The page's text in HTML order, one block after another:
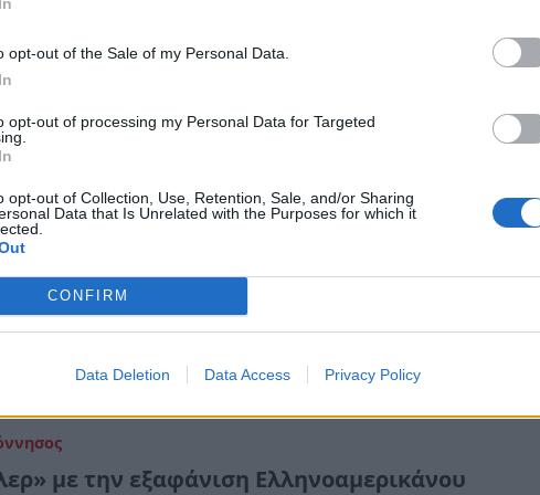
opt-out of the Sale of my Personal Data.
opt-out of processing my Personal Data for Targeted
opt-out of Collection, Use, Retention, Sale, and/or Sharing
Data that Is Unrelated with the Purposes for which it
CONFIRM
Data Deletion Data Access Privacy Policy
και στοιχεία παρουσιάστηκαν στην εκπομπή «Φως στο
για την εξαφάνιση του Κώστα Γρεβενίτη, που αγνοείται από
του 2023 στον Βλαχιώτη Λακωνίας
Το μυστήριο της εξαφάνισης του Κώστα
– Τα αναπάντητα ερωτήματα (video)
επιχειρηματίας χάθηκε από το σπίτι του στον Βλαχιώτη
– Τα στοιχεία που παραμένουν αδιευκρίνιστα
με την εξαφάνιση Ελληνοαμερικάνου